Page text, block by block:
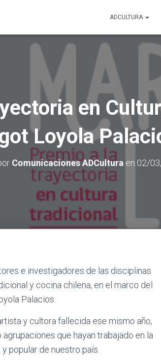
ADCULTURA
en
Loyola
Comunicaciones ADCultura en 02/
e investigadores de las disciplinas
y cocina chilena, en el marco del
Palacios.
y cultora fallecida ese mismo año,
que hayan trabajado en la
popular de nuestro país.